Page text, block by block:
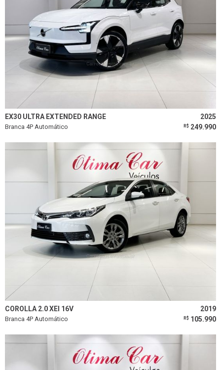
EX30 ULTRA EXTENDED RANGE 2025
Branca 4P Automático R$ 249.990
COROLLA 2.0 XEI 16V 2019
Branca 4P Automático R$ 105.990